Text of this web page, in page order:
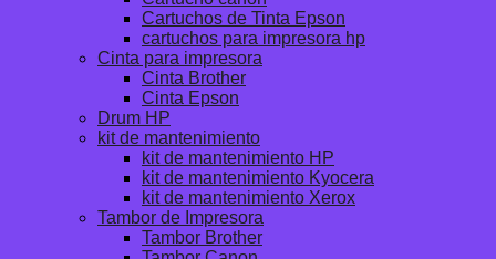
Cartuchos de Tinta Epson
cartuchos para impresora hp
Cinta para impresora
Cinta Brother
Cinta Epson
Drum HP
kit de mantenimiento
kit de mantenimiento HP
kit de mantenimiento Kyocera
kit de mantenimiento Xerox
Tambor de Impresora
Tambor Brother